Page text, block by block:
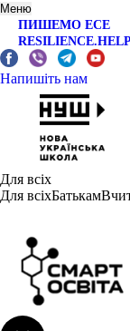
Меню
ПИШЕМО ЕСЕ
RESILIENCE.HELP
Напишіть нам
Для всіх
Для всіхБатькам